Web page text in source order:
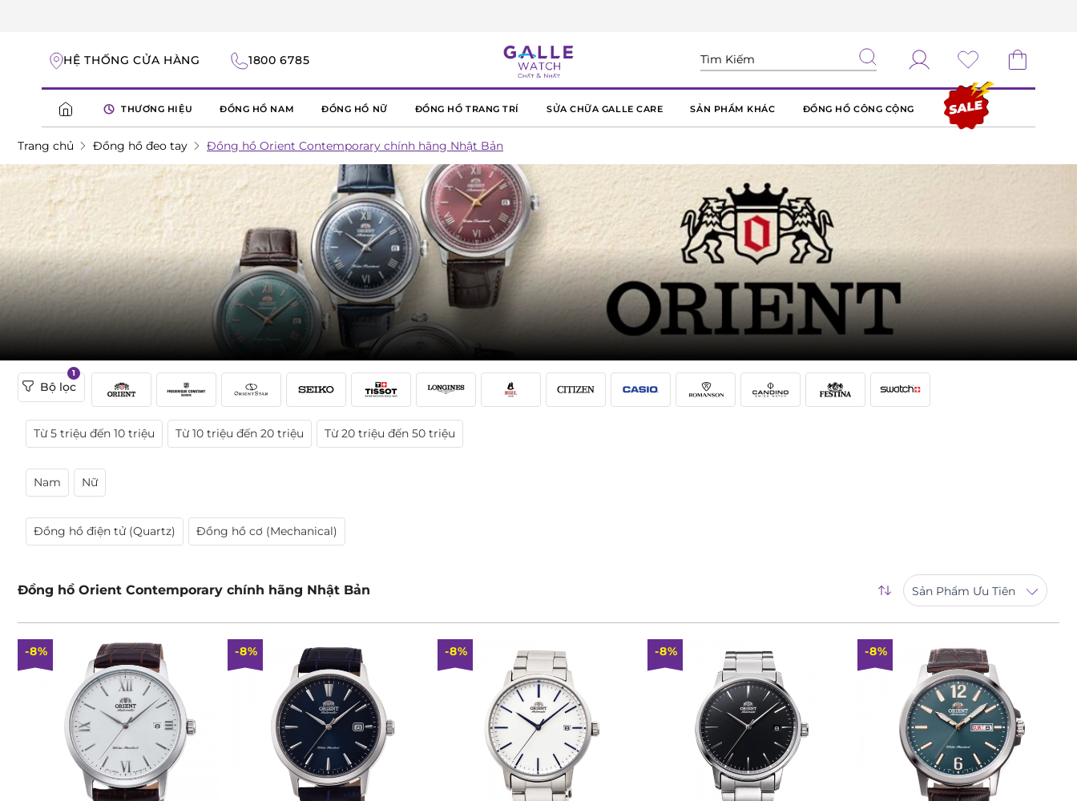
HỆ THỐNG CỬA HÀNG 1800 6785
THƯƠNG HIỆU ĐỒNG HỒ NAM ĐỒNG HỒ NỮ ĐỒNG HỒ TRANG TRÍ SỬA CHỮA GALLE CARE SẢN PHẨM KHÁC ĐỒNG HỒ CÔNG CỘNG
Trang chủ Đồng hồ đeo tay Đồng hồ Orient Contemporary chính hãng Nhật Bản
Bộ lọc
1
Từ 5 triệu đến 10 triệu Từ 10 triệu đến 20 triệu Từ 20 triệu đến 50 triệu
Nam Nữ
Đồng hồ điện tử (Quartz) Đồng hồ cơ (Mechanical)
Đồng hồ Orient Contemporary chính hãng Nhật Bản Sản Phẩm Ưu Tiên
-8% -8% -8% -8% -8%